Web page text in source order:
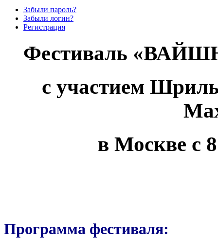
Забыли пароль?
Забыли логин?
Регистрация
Фестиваль
с участием
в Москве с
Программа фестиваля: